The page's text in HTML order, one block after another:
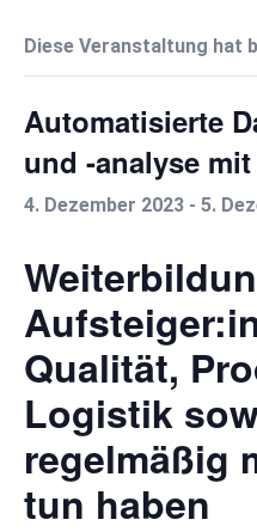
Diese Veranstaltung hat
Automatisierte
und -analyse mit
4. Dezember 2023 - 5.
Qualität,
Logistik
regelmäßig
tun haben